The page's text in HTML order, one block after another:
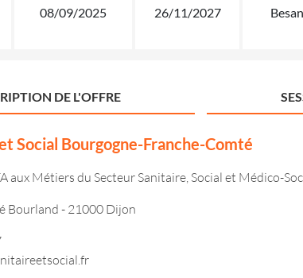
08/09/2025 26/11/2027
DE L'OFFRE
Social Bourgogne-Franche-Comté
aux Métiers du Secteur Sanitaire, Social et Médico-
Bourland - 21000 Dijon